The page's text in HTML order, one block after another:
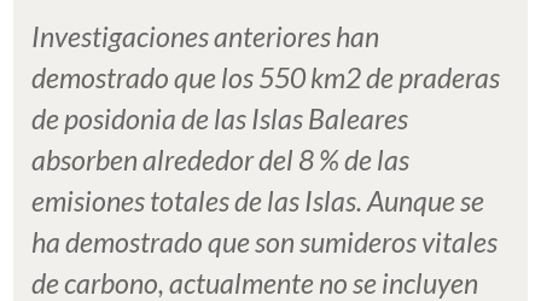
Investigaciones anteriores han
demostrado que los 550 km2 de praderas
de posidonia de las Islas Baleares
absorben alrededor del 8 % de las
emisiones totales de las Islas. Aunque se
ha demostrado que son sumideros vitales
de carbono, actualmente no se incluyen